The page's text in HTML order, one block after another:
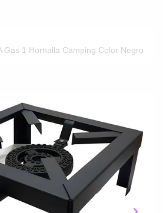
Gas 1 Hornalla Camping Color Negro